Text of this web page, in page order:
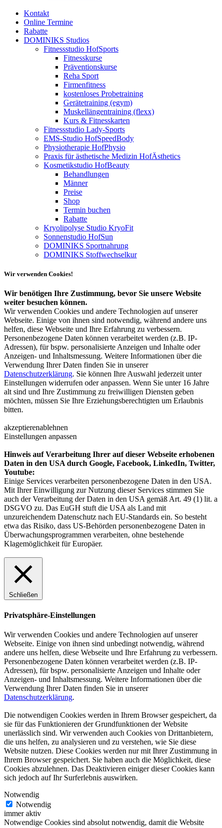
Kontakt
Online Termine
Rabatte
DOMINIKS Studios
Fitnessstudio HofSports
Fitnesskurse
Präventionskurse
Reha Sport
Firmenfitness
kostenloses Probetraining
Gerätetraining (egym)
Muskellängentraining (flexx)
Kurs & Fitnesskarten
Fitnessstudio Lady-Sports
EMS-Studio HofSpeedBody
Physiotherapie HofPhysio
Praxis für ästhetische Medizin HofÄsthetics
Kosmetikstudio HofBeauty
Behandlungen
Männer
Preise
Shop
Termin buchen
Rabatte
Kryolipolyse Studio KryoFit
Sonnenstudio HofSun
DOMINIKS Sportnahrung
DOMINIKS Stoffwechselkur
Wir verwenden Cookies!
Wir benötigen Ihre Zustimmung, bevor Sie unsere Website
weiter besuchen können.
Wir verwenden Cookies und andere Technologien auf unserer
Webseite. Einige von ihnen sind notwendig, während andere uns
helfen, diese Webseite und Ihre Erfahrung zu verbessern.
Personenbezogene Daten können verarbeitet werden (z.B. IP-
Adressen), für bspw. personalisierte Anzeigen und Inhalte oder
Anzeigen- und Inhaltsmessung. Weitere Informationen über die
Verwendung Ihrer Daten finden Sie in unserer
Datenschutzerklärung. Sie können Ihre Auswahl jederzeit unter
Einstellungen widerrufen oder anpassen. Wenn Sie unter 16 Jahre
alt sind und Ihre Zustimmung zu freiwilligen Diensten geben
möchten, müssen Sie Ihre Erziehungsberechtigten um Erlaubnis
bitten.
akzeptierenablehnen
Einstellungen anpassen
Hinweis auf Verarbeitung Ihrer auf dieser Webseite erhobenen
Daten in den USA durch Google, Facebook, LinkedIn, Twitter,
Youtube:
Einige Services verarbeiten personenbezogene Daten in den USA.
Mit Ihrer Einwilligung zur Nutzung dieser Services stimmen Sie
auch der Verarbeitung der Daten in den USA gemäß Art. 49 (1) lit. a
DSGVO zu. Das EuGH stuft die USA als Land mit
unzureichendem Datenschutz nach EU-Standards ein. So besteht
etwa das Risiko, dass US-Behörden personenbezogene Daten in
Überwachungsprogrammen verarbeiten, ohne bestehende
Klagemöglichkeit für Europäer.
Schließen
Privatsphäre-Einstellungen
Wir verwenden Cookies und andere Technologien auf unserer
Webseite. Einige von ihnen sind unbedingt notwendig, während
andere uns helfen, diese Webseite und Ihre Erfahrung zu verbessern.
Personenbezogene Daten können verarbeitet werden (z.B. IP-
Adressen), für bspw. personalisierte Anzeigen und Inhalte oder
Anzeigen- und Inhaltsmessung. Weitere Informationen über die
Verwendung Ihrer Daten finden Sie in unserer
Datenschutzerklärung.
Die notwendigen Cookies werden in Ihrem Browser gespeichert, da
sie für das Funktionieren der Grundfunktionen der Website
unerlässlich sind. Wir verwenden auch Cookies von Drittanbietern,
die uns helfen, zu analysieren und zu verstehen, wie Sie diese
Website nutzen. Diese Cookies werden nur mit Ihrer Zustimmung in
Ihrem Browser gespeichert. Sie haben auch die Möglichkeit, diese
Cookies abzulehnen. Das Deaktivieren einiger dieser Cookies kann
sich jedoch auf Ihr Surferlebnis auswirken.
Notwendig
Notwendig
immer aktiv
Notwendige Cookies sind absolut notwendig, damit die Website